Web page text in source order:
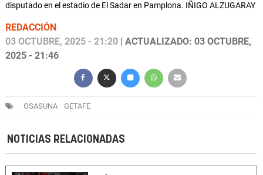
disputado en el estadio de El Sadar en Pamplona. IÑIGO ALZUGARAY
REDACCIÓN
03 OCTUBRE, 2025 - 21:20 | ACTUALIZADO: 03 OCTUBRE,
2025 - 21:46
OSASUNA GETAFE
NOTICIAS RELACIONADAS